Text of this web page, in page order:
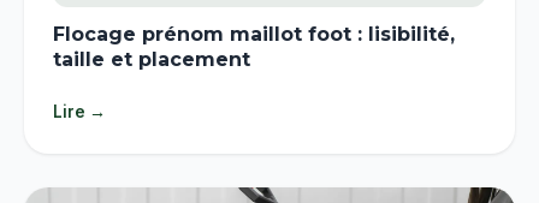
Flocage prénom maillot foot : lisibilité,
taille et placement
Lire →